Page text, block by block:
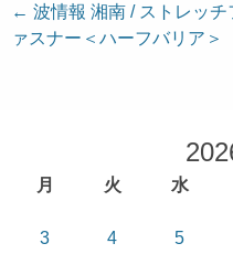
投
稿
← 波情報 湘南 / ストレッチ
ァスナー＜ハーフバリア＞
月 火 水
3
4 5